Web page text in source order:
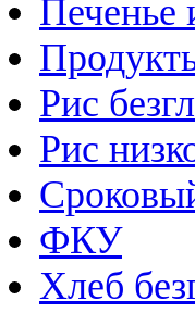
Печенье
Рис
Рис
ФКУ
Хлеб